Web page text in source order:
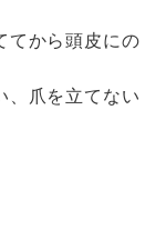
てから頭皮にの
、爪を立てない